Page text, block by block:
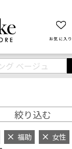
お気に入り
絞り込む
福助
女性